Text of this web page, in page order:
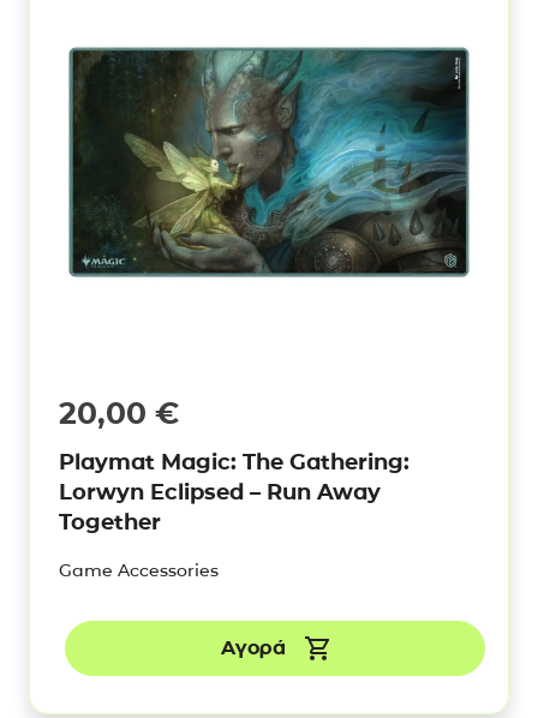
20,00 €
Playmat Magic: The Gathering:
Lorwyn Eclipsed – Run Away
Together
Game Accessories
Αγορά